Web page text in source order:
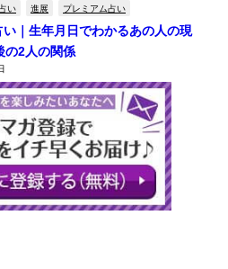
い 進展 プレミアム占い
い｜生年月日でわかるあの人の現
の2人の関係